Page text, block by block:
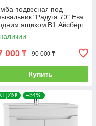
подвесная под
"Радуга 70" Ева
ящиком В1 Айсберг
000 ₸ 90 000 ₸
Купить
–34%